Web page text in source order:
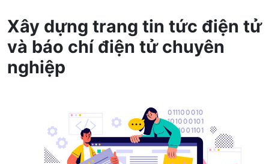
Xây dựng trang tin tức điện tử
và báo chí điện tử chuyên
nghiệp